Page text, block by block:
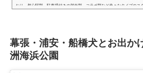
おり、都心駅型、駐車場付きの郊外型、コラボ型など色々なタイプのス
幕張・浦安・船橋犬とお出か
洲海浜公園